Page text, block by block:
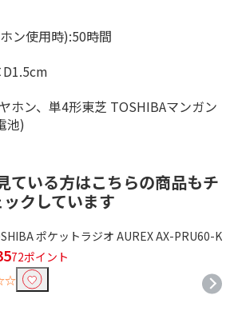
ン使用時):50時間
ホン、単4形東芝 TOSHIBAマンガン
池)
ている方はこちらの商品もチ
ックしています
ポケットラジオ AUREX AX-PRU60-K
72ポイント